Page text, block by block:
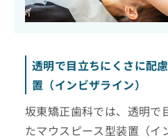
透明で目立ちにくさに配
置（インビザライン）
坂東矯正歯科では、透明で
たマウスピース型装置（イ